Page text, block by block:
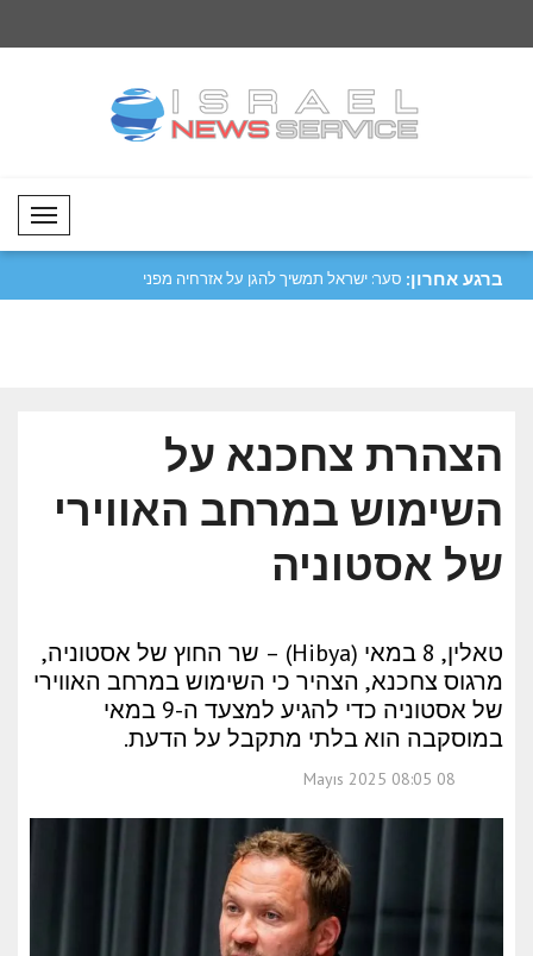
Mobil Menü
ברגע אחרון: סער: ישראל תמשיך להגן על אזרחיה מפני תיאטרון..
הצהרת צחכנא על
השימוש במרחב האווירי
של אסטוניה
טאלין, 8 במאי (Hibya) – שר החוץ של אסטוניה,
מרגוס צחכנא, הצהיר כי השימוש במרחב האווירי
של אסטוניה כדי להגיע למצעד ה-9 במאי
במוסקבה הוא בלתי מתקבל על הדעת.
08 Mayıs 2025 08:05